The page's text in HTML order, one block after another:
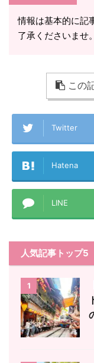
情報は基本的に記
了承くださいませ。
この
Twitter
Hatena
LINE
人気記事トップ5
1